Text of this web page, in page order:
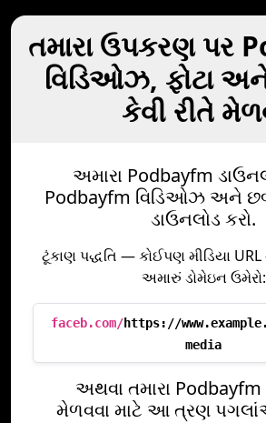
તમારા ઉપકરણ પર
વિડિઓઝ, ફોટા
કેવી રીતે
અમારા Podbayfm
Podbayfm વિડિઓઝ અને
ડાઉનલોડ કરો.
ટૂંકાણ પદ્ધતિ — કોઈપણ મીડિયા
અમારું ડોમેઇન ઉમેરો:
faceb.com/https://
media
અથવા તમારા Podbayfm
મેળવવા માટે આ ત્રણ